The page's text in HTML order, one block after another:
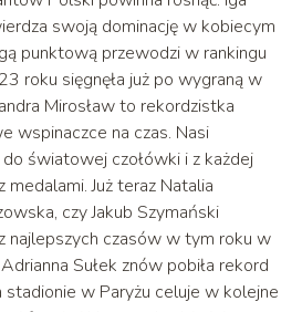
swoją dominację w kobiecym
punktową przewodzi w rankingu
roku sięgnęła już po wygraną w
Mirosław to rekordzistka
wspinaczce na czas. Nasi
światowej czołówki i z każdej
medalami. Już teraz Natalia
czy Jakub Szymański
najlepszych czasów w tym roku w
Sułek znów pobiła rekord
stadionie w Paryżu celuje w kolejne